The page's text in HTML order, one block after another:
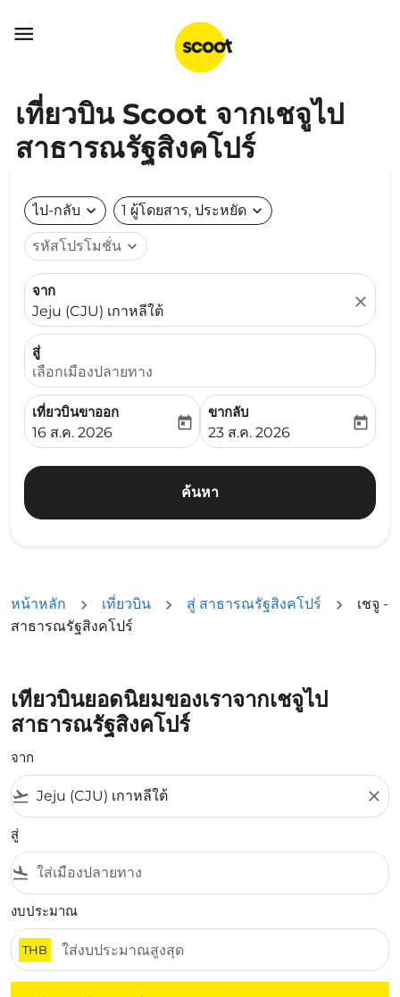

เที่ยวบิน Scoot จากเชจูไป
สาธารณรัฐสิงคโปร์
ไป-กลับ expand_more 1 ผู้โดยสาร, ประหยัด expand_more
รหัสโปรโมชั่น expand_more
จาก
Jeju (CJU) เกาหลีใต้
close
สู่
เลือกเมืองปลายทาง
เที่ยวบินขาออก
fc-booking-departure-date-aria-label
16 ส.ค. 2026
today
ขากลับ
fc-booking-return-date-
23 ส.ค. 2026
today
ค้นหา
หน้าหลัก เที่ยวบิน สู่ สาธารณรัฐสิงคโปร์
เชจู -
สาธารณรัฐสิงคโปร์
เที่ยวบินยอดนิยมของเราจากเชจูไป
สาธารณรัฐสิงคโปร์
จาก
flight_takeoff close
สู่
flight_land
งบประมาณ
THB